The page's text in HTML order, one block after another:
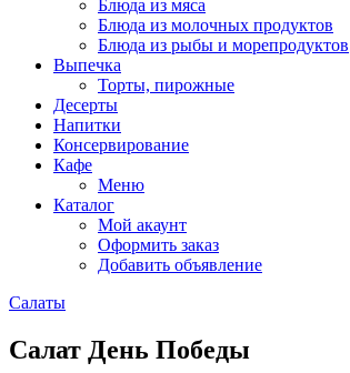
Блюда из мяса
Блюда из молочных продуктов
Блюда из рыбы и морепродуктов
Выпечка
Торты, пирожные
Десерты
Напитки
Консервирование
Кафе
Меню
Каталог
Мой акаунт
Оформить заказ
Добавить объявление
Салаты
Салат День Победы